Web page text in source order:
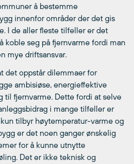
å bestemme
innenfor områder der det gis
I de aller fleste tilfeller er det
koble seg på fjernvarme fordi man
mye driftsansvar.
det oppstår dilemmaer for
ambisiøse, energieffektive
til fjernvarme. Dette fordi at selve
i mange tilfeller er
tilbyr høytemperatur-varme og
er det noen ganger ønskelig
for å kunne utnytte
Det er ikke teknisk og